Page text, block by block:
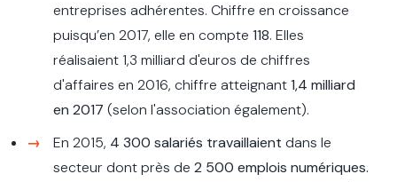
entreprises adhérentes. Chiffre en croissance
puisqu’en 2017, elle en compte 118. Elles
réalisaient 1,3 milliard d'euros de chiffres
d'affaires en 2016, chiffre atteignant1,4 milliard
en 2017 (selon l'association également).
En 2015, 4 300 salariés travaillaient dans le
secteur dont près de 2 500 emplois numériques.